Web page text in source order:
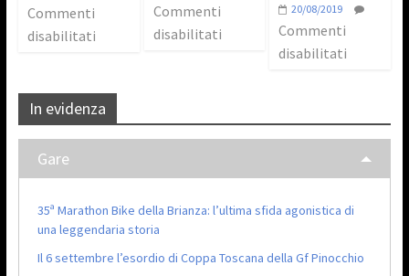
Commenti
disabilitati
Commenti
disabilitati
20/08/2019
Commenti
disabilitati
In evidenza
Gare
35ª Marathon Bike della Brianza: l’ultima sfida agonistica di
una leggendaria storia
Il 6 settembre l’esordio di Coppa Toscana della Gf Pinocchio